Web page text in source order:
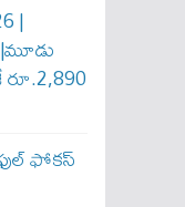
|
ఫోక‌స్